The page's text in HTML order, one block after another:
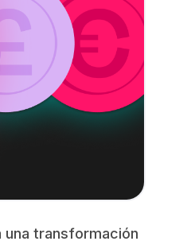
transformación